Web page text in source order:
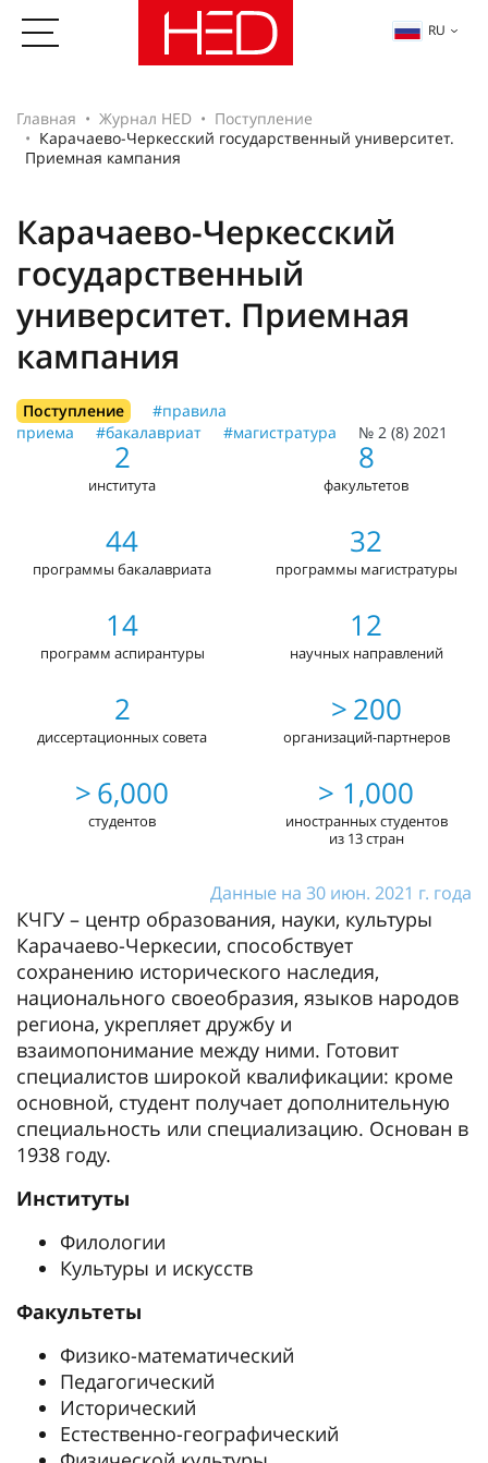
RU
Главная Журнал HED
Поступление
Карачаево-Черкесский государственный университет.
Приемная кампания
Карачаево-Черкесский
государственный
университет. Приемная
кампания
Поступление
#правила
приема
#бакалавриат #магистратура № 2 (8) 2021
2
института
8
факультетов
44
программы бакалавриата
32
программы магистратуры
14
программ аспирантуры
12
научных направлений
2
диссертационных совета
> 200
организаций-партнеров
> 6,000
студентов
> 1,000
иностранных студентов
из 13 стран
Данные на 30 июн. 2021 г. года
КЧГУ – центр образования, науки, культуры
Карачаево-Черкесии, способствует
сохранению исторического наследия,
национального своеобразия, языков народов
региона, укрепляет дружбу и
взаимопонимание между ними. Готовит
специалистов широкой квалификации: кроме
основной, студент получает дополнительную
специальность или специализацию. Основан в
1938 году.
Институты
Филологии
Культуры и искусств
Факультеты
Физико-математический
Педагогический
Исторический
Естественно-географический